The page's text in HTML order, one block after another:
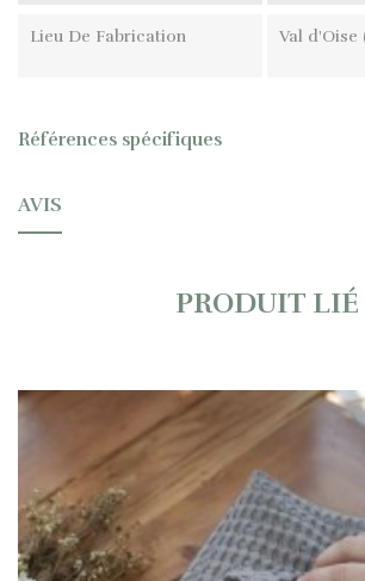
Lieu De Fabrication Val d'Oise
Références spécifiques
AVIS
PRODUIT LIÉ